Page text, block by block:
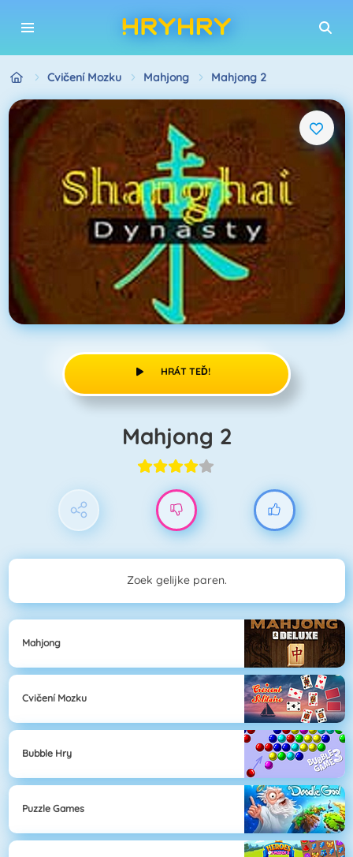
Cvičení Mozku Mahjong Mahjong 2
HRÁT TEĎ!
Mahjong 2
Zoek gelijke paren.
Mahjong
Cvičení Mozku
Bubble Hry
Puzzle Games